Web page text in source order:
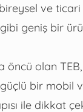
ve
geniş bir
olan TEB,
bir mobil
ile dikkat